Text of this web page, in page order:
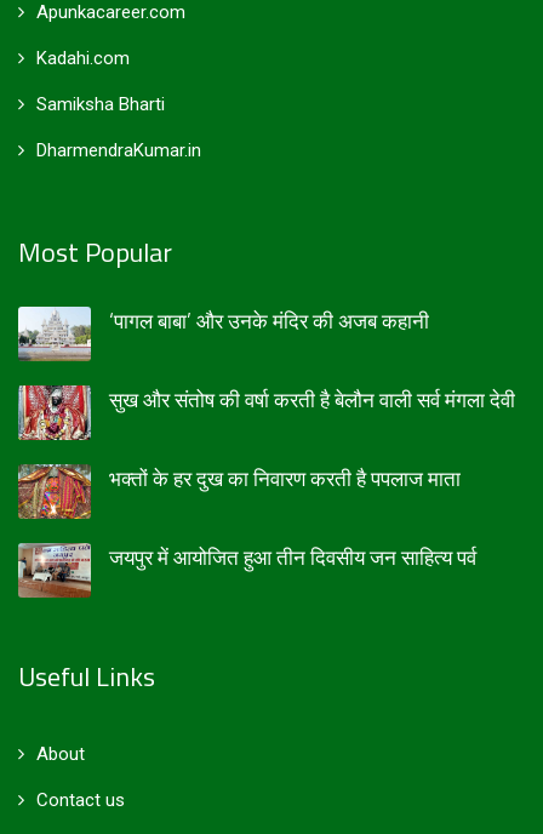
Apunkacareer.com
Kadahi.com
Samiksha Bharti
DharmendraKumar.in
Most Popular
‘पागल बाबा’ और उनके मंदिर की अजब कहानी
सुख और संतोष की वर्षा करती है बेलौन वाली सर्व मंगला देवी
भक्तों के हर दुख का निवारण करती है पपलाज माता
जयपुर में आयोजित हुआ तीन दिवसीय जन साहित्य पर्व
Useful Links
About
Contact us